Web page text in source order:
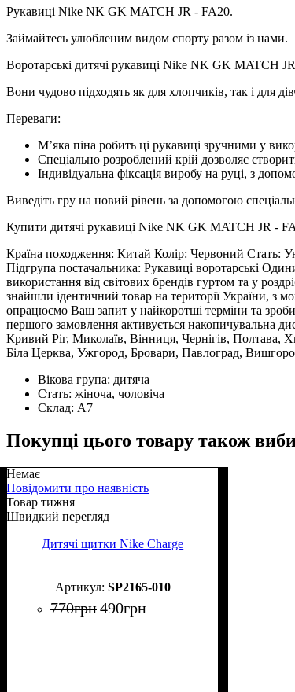
Рукавиці Nike NK GK MATCH JR - FA20.
Займайтесь улюбленим видом спорту разом із нами.
Воротарські дитячі рукавиці Nike NK GK MATCH
Вони чудово підходять як для хлопчиків, так і для
Переваги:
М’яка піна робить ці рукавиці зручними у
Спеціально розроблений крій дозволяє
Індивідуальна фіксація виробу на руці, з
Виведіть гру на новий рівень за допомогою
Купити дитячі рукавиці Nike NK GK MATCH JR -
Країна походження: Китай Колір: Червоний Стать:
Підгрупа постачальника: Рукавиці воротарські
використання від світових брендів гуртом та у
знайшли ідентичний товар на території України, з
опрацюємо Ваш запит у найкоротші терміни та
першого замовлення активується накопичувальна
Кривий Ріг, Миколаїв, Вінниця, Чернігів,
Біла Церква, Ужгород, Бровари, Павлоград,
Вікова група: дитяча
Стать: жіноча, чоловіча
Склад: А7
Покупці цього товару також
Немає
Повідомити про наявність
Товар тижня
Швидкий перегляд
Дитячі щитки Nike Charge
SP2165-010
770грн490грн